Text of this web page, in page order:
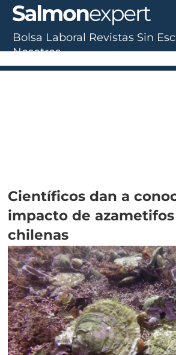
Científicos dan a
impacto de
chilenas
Bolsa Laboral Revistas Sin
Nosotros